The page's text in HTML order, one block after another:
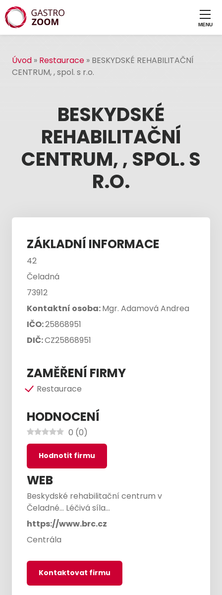
Úvod » Restaurace » BESKYDSKÉ REHABILITAČNÍ
CENTRUM, , spol. s r.o.
BESKYDSKÉ
REHABILITAČNÍ
CENTRUM, , SPOL. S
R.O.
ZÁKLADNÍ INFORMACE
42
Čeladná
73912
Kontaktní osoba:Mgr. Adamová Andrea
IČO:25868951
DIČ:CZ25868951
ZAMĚŘENÍ FIRMY
Restaurace
HODNOCENÍ
0 (0)
Hodnotit firmu
WEB
Beskydské rehabilitační centrum v
Čeladné... Léčivá síla…
https://www.brc.cz
Centrála
Kontaktovat firmu